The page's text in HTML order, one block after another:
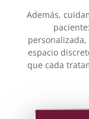
Además,
espacio
que cada